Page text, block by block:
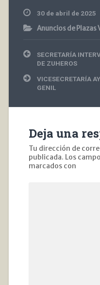
30 de abril de 2025
Anuncios de Plazas
Navegación
de
entradas
SECRETARÍA
DE ZUHEROS
VICESECRETARÍA
GENIL
Deja una
Tu dirección de
publicada. Los
marcados con